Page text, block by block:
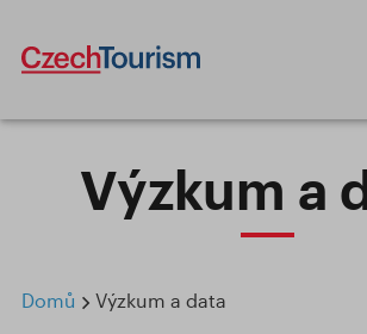
Výzkum a
Domů Výzkum a data